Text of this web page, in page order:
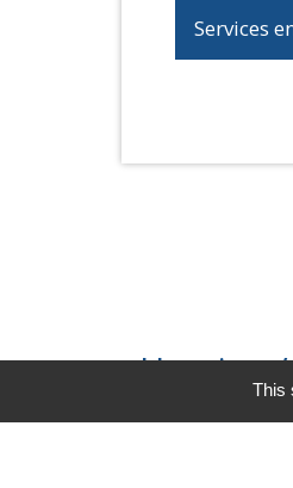
Services
Commune de
This